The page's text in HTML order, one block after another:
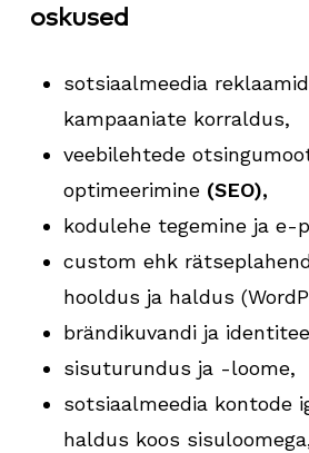
oskused
sotsiaalmeedia
kampaaniate korraldus,
veebilehtede
optimeerimine (SEO),
kodulehe tegemine ja e-
custom ehk
hooldus ja haldus
brändikuvandi ja
sisuturundus ja -loome,
sotsiaalmeedia kontode
haldus koos